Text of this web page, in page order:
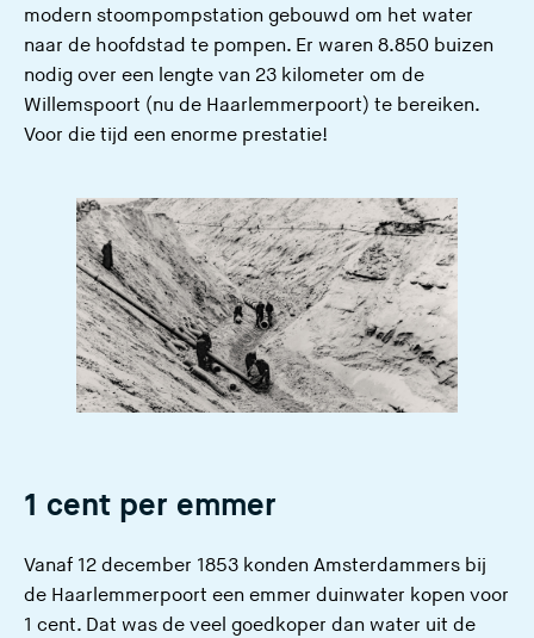
modern stoompompstation gebouwd om het water
naar de hoofdstad te pompen. Er waren 8.850 buizen
nodig over een lengte van 23 kilometer om de
Willemspoort (nu de Haarlemmerpoort) te bereiken.
Voor die tijd een enorme prestatie!
1 cent per emmer
Vanaf 12 december 1853 konden Amsterdammers bij
de Haarlemmerpoort een emmer duinwater kopen voor
1 cent. Dat was de veel goedkoper dan water uit de